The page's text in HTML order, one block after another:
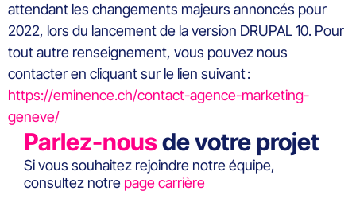
attendant les changements majeurs annoncés pour
2022, lors du lancement de la version DRUPAL 10. Pour
tout autre renseignement, vous pouvez nous
contacter en cliquant sur le lien suivant :
https://eminence.ch/contact-agence-marketing-
geneve/
Parlez-nousde votre projet
Si vous souhaitez rejoindre notre équipe,
consultez notre page carrière